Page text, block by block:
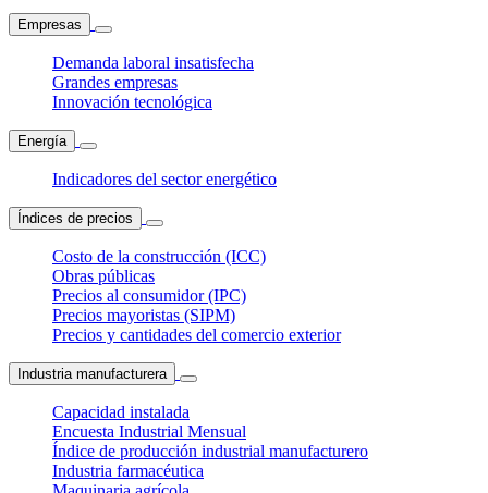
Empresas
Demanda laboral insatisfecha
Grandes empresas
Innovación tecnológica
Energía
Indicadores del sector energético
Índices de precios
Costo de la construcción (ICC)
Obras públicas
Precios al consumidor (IPC)
Precios mayoristas (SIPM)
Precios y cantidades del comercio exterior
Industria manufacturera
Capacidad instalada
Encuesta Industrial Mensual
Índice de producción industrial manufacturero
Industria farmacéutica